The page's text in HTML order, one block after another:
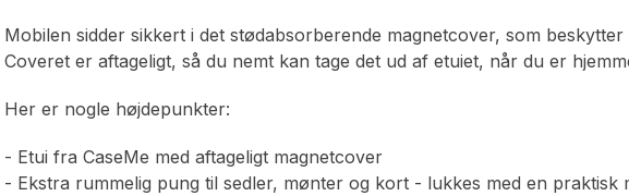
Mobilen sidder sikkert i det stødabsorberende magnetcover, som beskytter
Coveret er aftageligt, så du nemt kan tage det ud af etuiet, når du er
Her er nogle højdepunkter:
- Etui fra CaseMe med aftageligt magnetcover
- Ekstra rummelig pung til sedler, mønter og kort - lukkes med en praktisk